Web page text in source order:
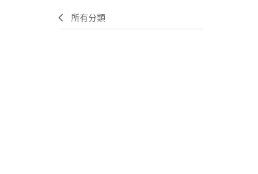
所有分類